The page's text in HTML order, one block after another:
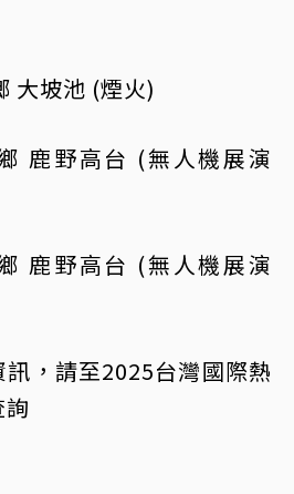
大坡池 (煙火)
鹿野高台 (無人機展演
鹿野高台 (無人機展演
，請至2025台灣國際熱
詢